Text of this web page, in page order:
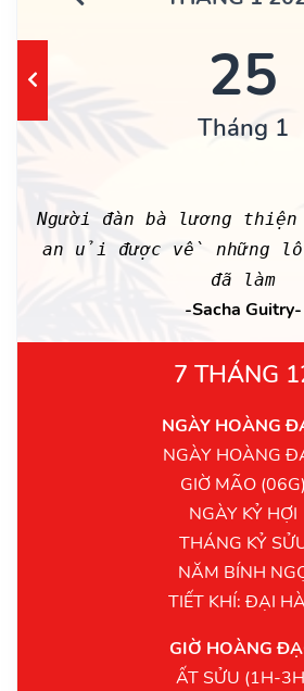
25
Tháng 1
Người đàn bà lương
an ủi được về những
đã làm
-Sacha Guitry-
7 THÁNG
NGÀY HOÀNG
NGÀY HOÀNG
GIỜ MÃO (06G)
NGÀY KỶ HỢI
THÁNG KỶ
NĂM BÍNH
TIẾT KHÍ: ĐẠI
GIỜ HOÀNG
ẤT SỬU (1H-